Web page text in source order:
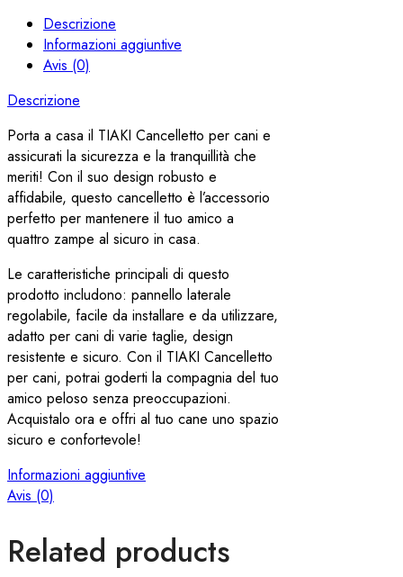
Descrizione
Informazioni aggiuntive
Avis (0)
Descrizione
Porta a casa il TIAKI Cancelletto per cani e
assicurati la sicurezza e la tranquillità che
meriti! Con il suo design robusto e
affidabile, questo cancelletto è l’accessorio
perfetto per mantenere il tuo amico a
quattro zampe al sicuro in casa.
Le caratteristiche principali di questo
prodotto includono: pannello laterale
regolabile, facile da installare e da utilizzare,
adatto per cani di varie taglie, design
resistente e sicuro. Con il TIAKI Cancelletto
per cani, potrai goderti la compagnia del tuo
amico peloso senza preoccupazioni.
Acquistalo ora e offri al tuo cane uno spazio
sicuro e confortevole!
Informazioni aggiuntive
Avis (0)
Related products